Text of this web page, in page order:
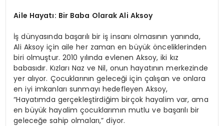
Aile Hayatı: Bir Baba Olarak Ali Aksoy
İş dünyasında başarılı bir iş insanı olmasının yanında,
Ali Aksoy için aile her zaman en büyük önceliklerinden
biri olmuştur. 2010 yılında evlenen Aksoy, iki kız
babasıdır. Kızları Naz ve Nil, onun hayatının merkezinde
yer alıyor. Çocuklarının geleceği için çalışan ve onlara
en iyi imkanları sunmayı hedefleyen Aksoy,
“Hayatımda gerçekleştirdiğim birçok hayalim var, ama
en büyük hayalim çocuklarımın mutlu ve başarılı bir
geleceğe sahip olmaları,” diyor.